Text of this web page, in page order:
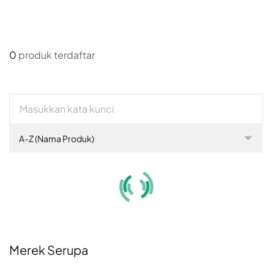
0 produk terdaftar
A-Z (Nama Produk)
Merek Serupa